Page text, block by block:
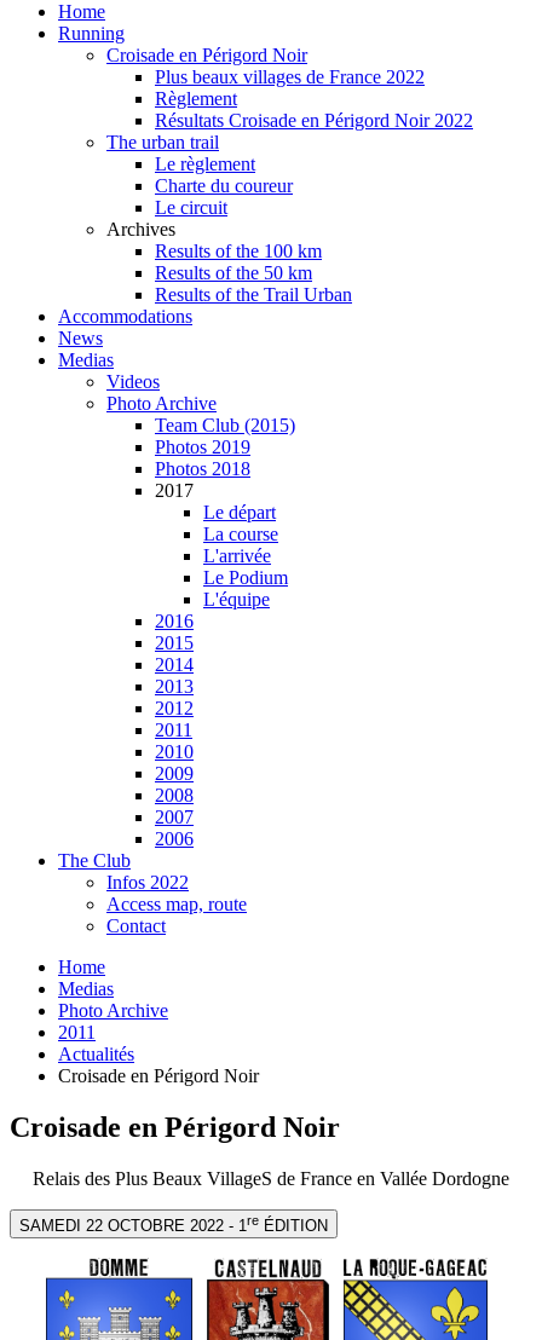
Home
Running
Croisade en Périgord Noir
Plus beaux villages de France 2022
Règlement
Résultats Croisade en Périgord Noir 2022
The urban trail
Le règlement
Charte du coureur
Le circuit
Archives
Results of the 100 km
Results of the 50 km
Results of the Trail Urban
Accommodations
News
Medias
Videos
Photo Archive
Team Club (2015)
Photos 2019
Photos 2018
2017
Le départ
La course
L'arrivée
Le Podium
L'équipe
2016
2015
2014
2013
2012
2011
2010
2009
2008
2007
2006
The Club
Infos 2022
Access map, route
Contact
Home
Medias
Photo Archive
2011
Actualités
Croisade en Périgord Noir
Croisade en Périgord Noir
Relais des Plus Beaux VillageS de France en Vallée Dordogne
SAMEDI 22 OCTOBRE 2022 - 1re ÉDITION